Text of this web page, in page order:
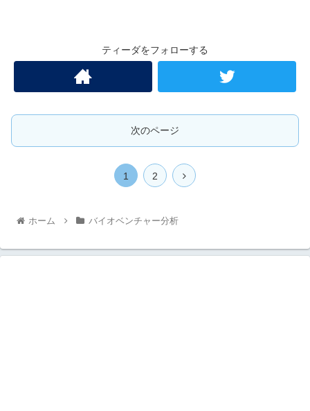
ティーダをフォローする
次のページ
1 2
ホーム バイオベンチャー分析